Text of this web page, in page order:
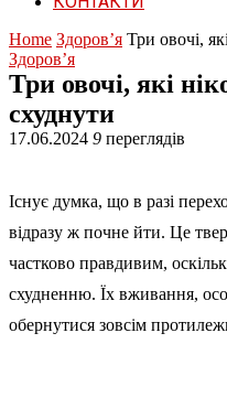
Home Здоров’я Три овочі,
Здоров’я
Три овочі, які
схуднути
17.06.2024 9 переглядів
Існує думка, що в разі
відразу ж почне йти. Це
частково правдивим,
схудненню. Їх вживання,
обернутися зовсім